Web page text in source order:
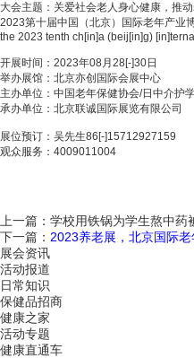
大会主题：关爱社会老人身心健康，推
2023第十届中国（北京）国际老年产业
the 2023 tenth ch[in]a (beij[in]g)
开展时间：2023年08月28[-]30日
举办展馆：北京亦创国际会展中心
主办单位：中国老年保健协会/日中介护
承办单位：北京联诚国际展览有限公司
展位预订：吴先生86[-]15712927159
观众服务：4009011004
上一篇： 学校用铁锅为学生熬中药
下一篇： 2023养老展，北京国际
展会资讯
活动报道
日常知识
保健品招商
健康之家
活动专题
健康直通车